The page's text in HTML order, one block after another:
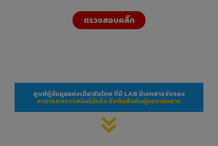
ตรวจสอบคลิ๊ก
ศูนย์กู้ข้อมูลแห่งเดียวในไทย ที่มี LAB มีเอกสารรับรอง
สามารถตรวจสอบได้จริง ถึงต้นสังกัดผู้ออกเอกสาร